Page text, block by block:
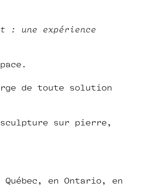
: une expérience
de toute solution
sur pierre,
en Ontario, en